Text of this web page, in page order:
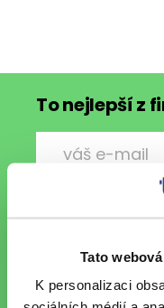
Tato
K personalizaci
To nejlepší z
Chci každý
finančního